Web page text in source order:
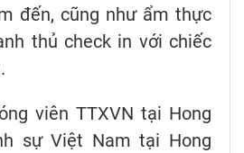
đến, cũng như ẩm thực
thủ check in với chiếc
viên TTXVN tại Hong
sự Việt Nam tại Hong